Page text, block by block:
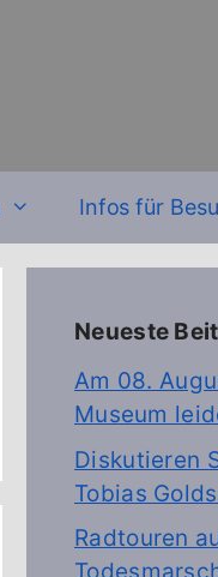
Infos für
Neueste
Am 08.
Museum
Diskutieren
Tobias
Radtouren